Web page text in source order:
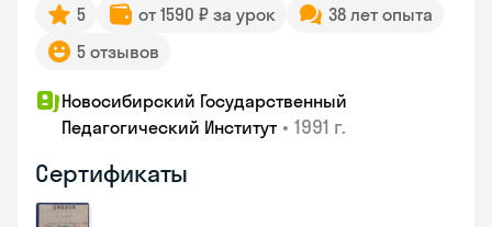
5 от 1590 ₽ за урок
38 лет опыта
5 отзывов
Новосибирский Государственный
Педагогический Институт • 1991 г.
Сертификаты